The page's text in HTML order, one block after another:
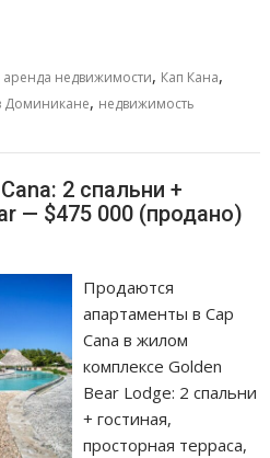
р
а
в
и
т
аренда недвижимости, Кап Кана,
Доминикане, недвижимость
2 спальни +
— $475 000 (продано)
Продаются
апартаменты в Cap
Cana в жилом
комплексе Golden
Bear Lodge: 2 спальни
+ гостиная,
просторная терраса,